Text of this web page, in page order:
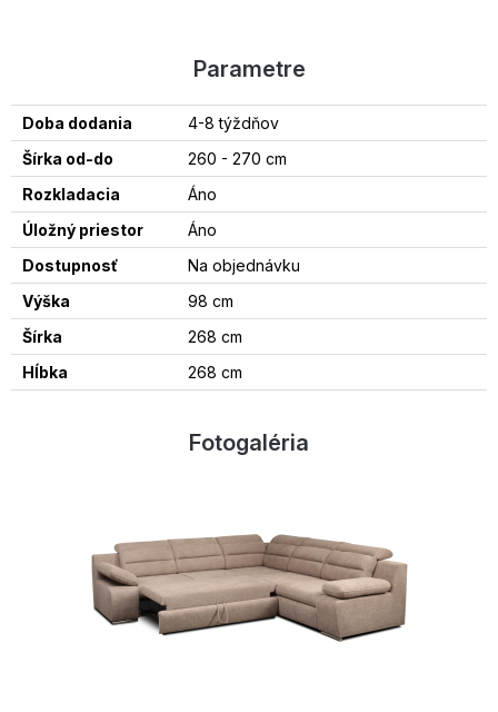
Parametre
Doba dodania
4-8 týždňov
Šírka od-do
260 - 270 cm
Rozkladacia
Áno
Úložný priestor
Áno
Dostupnosť
Na objednávku
Výška
98 cm
Šírka
268 cm
Hĺbka
268 cm
Fotogaléria